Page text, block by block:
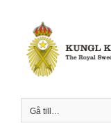
innehållet
Gå till…